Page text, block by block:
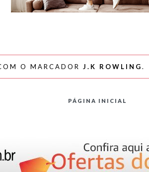
MÓVEIS E DANÇAR
O MARCADOR J.K ROWLING.
PÁGINA INICIAL